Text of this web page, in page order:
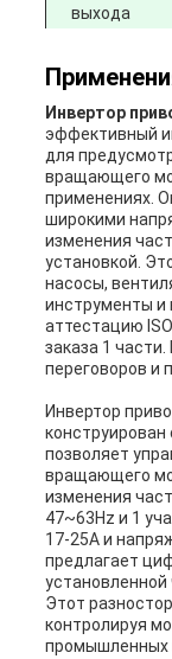
выхода
Инвертор
эффективный
для
вращающего
применениях.
широкими
изменения
установкой.
насосы,
инструменты и
аттестацию
заказа 1
переговоров и
Инвертор
позволяет
вращающего
изменения
47~63Hz и 1
17-25A и
предлагает
Этот
контролируя
промышленных